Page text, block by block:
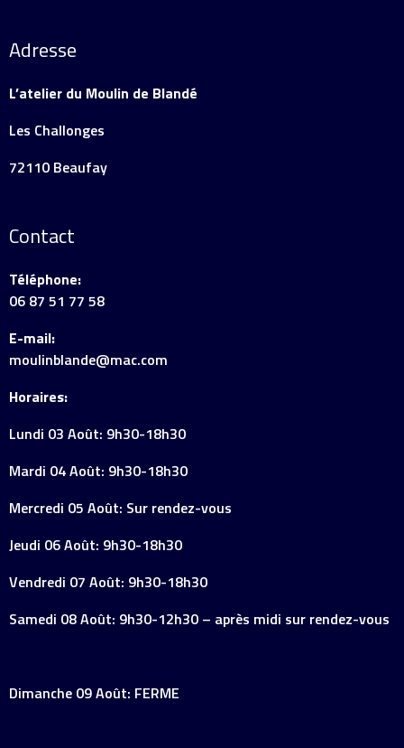
Adresse
L’atelier du Moulin de Blandé
Les Challonges
72110 Beaufay
Contact
Téléphone:
06 87 51 77 58
E-mail:
moulinblande@mac.com
Horaires:
Lundi 03 Août: 9h30-18h30
Mardi 04 Août: 9h30-18h30
Mercredi 05 Août: Sur rendez-vous
Jeudi 06 Août: 9h30-18h30
Vendredi 07 Août: 9h30-18h30
Samedi 08 Août: 9h30-12h30 – après midi sur rendez-vous
Dimanche 09 Août: FERME